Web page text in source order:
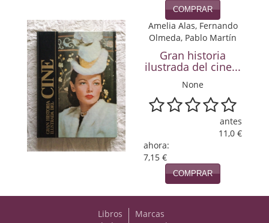
COMPRAR
Amelia Alas, Fernando
Olmeda, Pablo Martín
Gran historia
ilustrada del cine...
None
antes
11,0 €
ahora:
7,15 €
COMPRAR
Libros
Marcas